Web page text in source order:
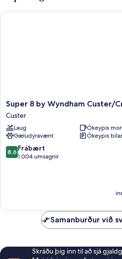
Room(Bathtub)
Super
8
by
Wyndham
Custer/Crazy
Horse
Area
Super 8 by Wyndham Custer/
Custer
Laug
Ókeypis
Gæludýravænt
Ókeypis
8.6
af
8,6 Frábært
1.004 umsagnir
Super 8 by Wyndham Custer/
Samanburður við
Skráðu þig inn til að sjá